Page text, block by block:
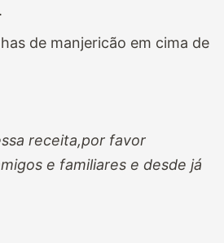
de manjericão em cima de
receita,por favor
e familiares e desde já